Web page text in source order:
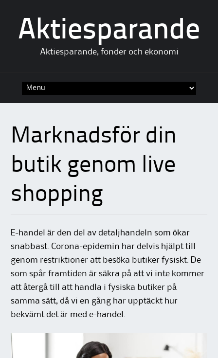
Aktiesparande
Aktiesparande, fonder och ekonomi
Marknadsför din
butik genom live
shopping
E-handel är den del av detaljhandeln som ökar
snabbast. Corona-epidemin har delvis hjälpt till
genom restriktioner att besöka butiker fysiskt. De
som spår framtiden är säkra på att vi inte kommer
att återgå till att handla i fysiska butiker på
samma sätt, då vi en gång har upptäckt hur
bekvämt det är med e-handel.